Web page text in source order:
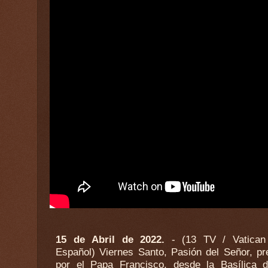
15 de Abril de 2022. - (13 TV / Vatican
Español) Viernes Santo, Pasión del Señor,
por el Papa Francisco, desde la Basílica
Pedro. Santa Misa con el Papa